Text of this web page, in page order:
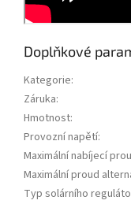
Doplňkové
Kategorie:
Záruka:
Hmotnost:
Provozní napětí:
Maximální nabíjecí
Maximální proud
Typ solárního